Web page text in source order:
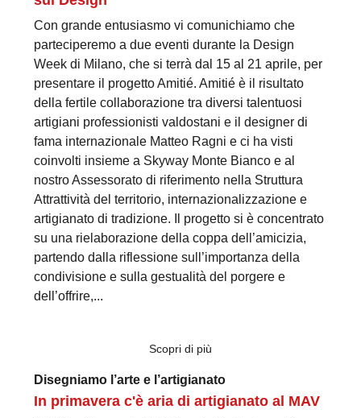
Con grande entusiasmo vi comunichiamo che
parteciperemo a due eventi durante la Design
Week di Milano, che si terrà dal 15 al 21 aprile, per
presentare il progetto Amitié. Amitié è il risultato
della fertile collaborazione tra diversi talentuosi
artigiani professionisti valdostani e il designer di
fama internazionale Matteo Ragni e ci ha visti
coinvolti insieme a Skyway Monte Bianco e al
nostro Assessorato di riferimento nella Struttura
Attrattività del territorio, internazionalizzazione e
artigianato di tradizione. Il progetto si è concentrato
su una rielaborazione della coppa dell’amicizia,
partendo dalla riflessione sull’importanza della
condivisione e sulla gestualità del porgere e
dell’offrire,...
Scopri di più
Disegniamo l’arte e l’artigianato
In primavera c'è aria di artigianato al MAV